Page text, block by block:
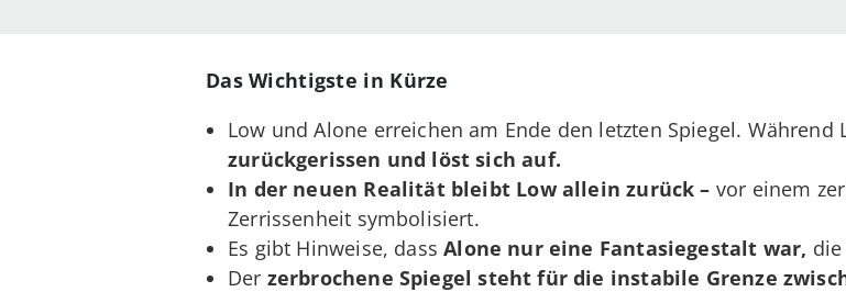
Das Wichtigste in Kürze
Low und Alone erreichen am Ende den letzten Spiegel. Während
zurückgerissen und löst sich auf.
In der neuen Realität bleibt Low allein zurück – vor einem
Zerrissenheit symbolisiert.
Es gibt Hinweise, dassAlone nur eine Fantasiegestalt war,
Der zerbrochene Spiegel steht für die instabile Grenze